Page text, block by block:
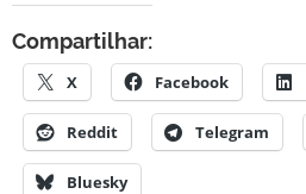
Compartilhar:
X Facebook
Reddit Telegram
Bluesky